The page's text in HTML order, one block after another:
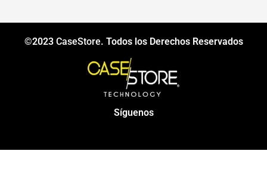
©2023 CaseStore. Todos los Derechos Reservados
Síguenos